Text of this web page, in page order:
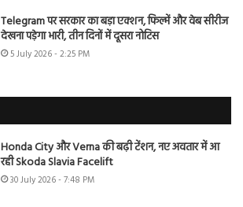
Telegram पर सरकार का बड़ा एक्शन, फिल्में और वेब सीरीज
देखना पड़ेगा भारी, तीन दिनों में दूसरा नोटिस
5 July 2026 - 2:25 PM
Honda City और Verna की बढ़ी टेंशन, नए अवतार में आ
रही Skoda Slavia Facelift
30 July 2026 - 7:48 PM